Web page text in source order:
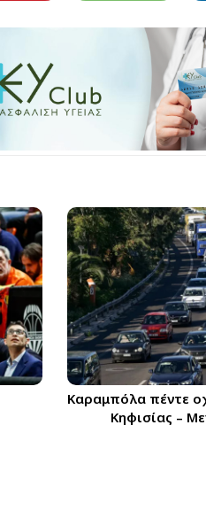
Καραμπόλα πέντε
Κηφισίας –